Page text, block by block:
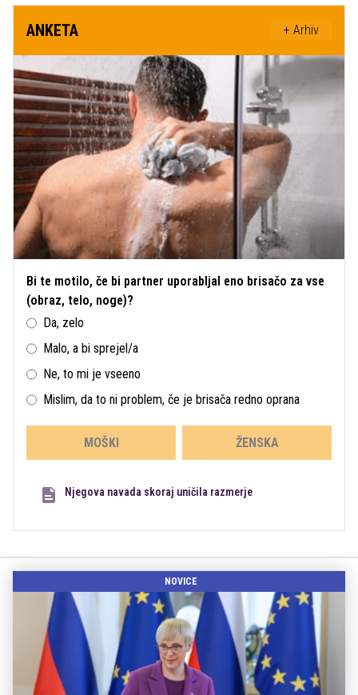
ANKETA + Arhiv
Bi te motilo, če bi partner uporabljal eno brisačo za vse
(obraz, telo, noge)?
Da, zelo
Malo, a bi sprejel/a
Ne, to mi je vseeno
Mislim, da to ni problem, če je brisača redno oprana
MOŠKI ŽENSKA
Njegova navada skoraj uničila razmerje
NOVICE